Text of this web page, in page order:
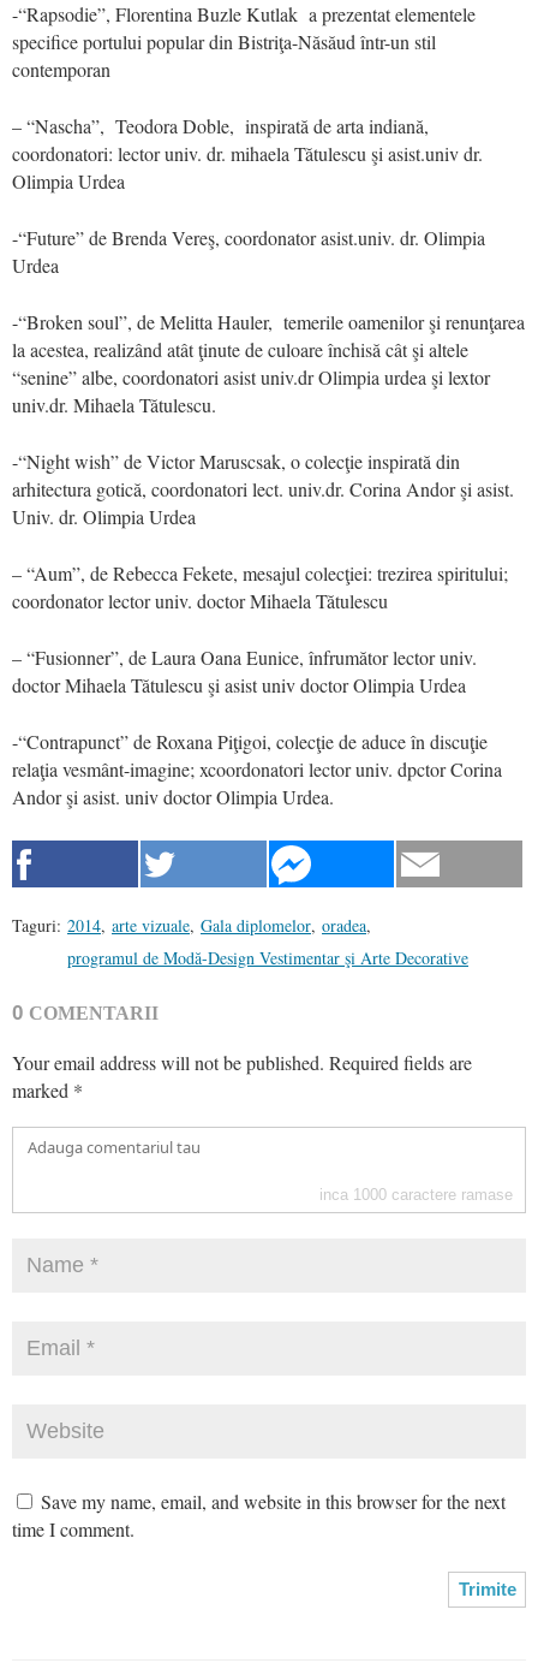
-“Rapsodie”, Florentina Buzle Kutlak a prezentat elementele
specifice portului popular din Bistriţa-Năsăud într-un stil
contemporan
– “Nascha”, Teodora Doble, inspirată de arta indiană,
coordonatori: lector univ. dr. mihaela Tătulescu şi asist.univ dr.
Olimpia Urdea
-“Future” de Brenda Vereş, coordonator asist.univ. dr. Olimpia
Urdea
-“Broken soul”, de Melitta Hauler, temerile oamenilor şi renunţarea
la acestea, realizând atât ţinute de culoare închisă cât şi altele
“senine” albe, coordonatori asist univ.dr Olimpia urdea şi lextor
univ.dr. Mihaela Tătulescu.
-“Night wish” de Victor Maruscsak, o colecţie inspirată din
arhitectura gotică, coordonatori lect. univ.dr. Corina Andor şi asist.
Univ. dr. Olimpia Urdea
– “Aum”, de Rebecca Fekete, mesajul colecţiei: trezirea spiritului;
coordonator lector univ. doctor Mihaela Tătulescu
– “Fusionner”, de Laura Oana Eunice, înfrumător lector univ.
doctor Mihaela Tătulescu şi asist univ doctor Olimpia Urdea
-“Contrapunct” de Roxana Piţigoi, colecţie de aduce în discuţie
relaţia vesmânt-imagine; xcoordonatori lector univ. dpctor Corina
Andor şi asist. univ doctor Olimpia Urdea.
Taguri: 2014, arte vizuale, Gala diplomelor, oradea,
programul de Modă-Design Vestimentar şi Arte Decorative
0 COMENTARII
Your email address will not be published. Required fields are
marked *
inca 1000 caractere ramase
Save my name, email, and website in this browser for the next
time I comment.